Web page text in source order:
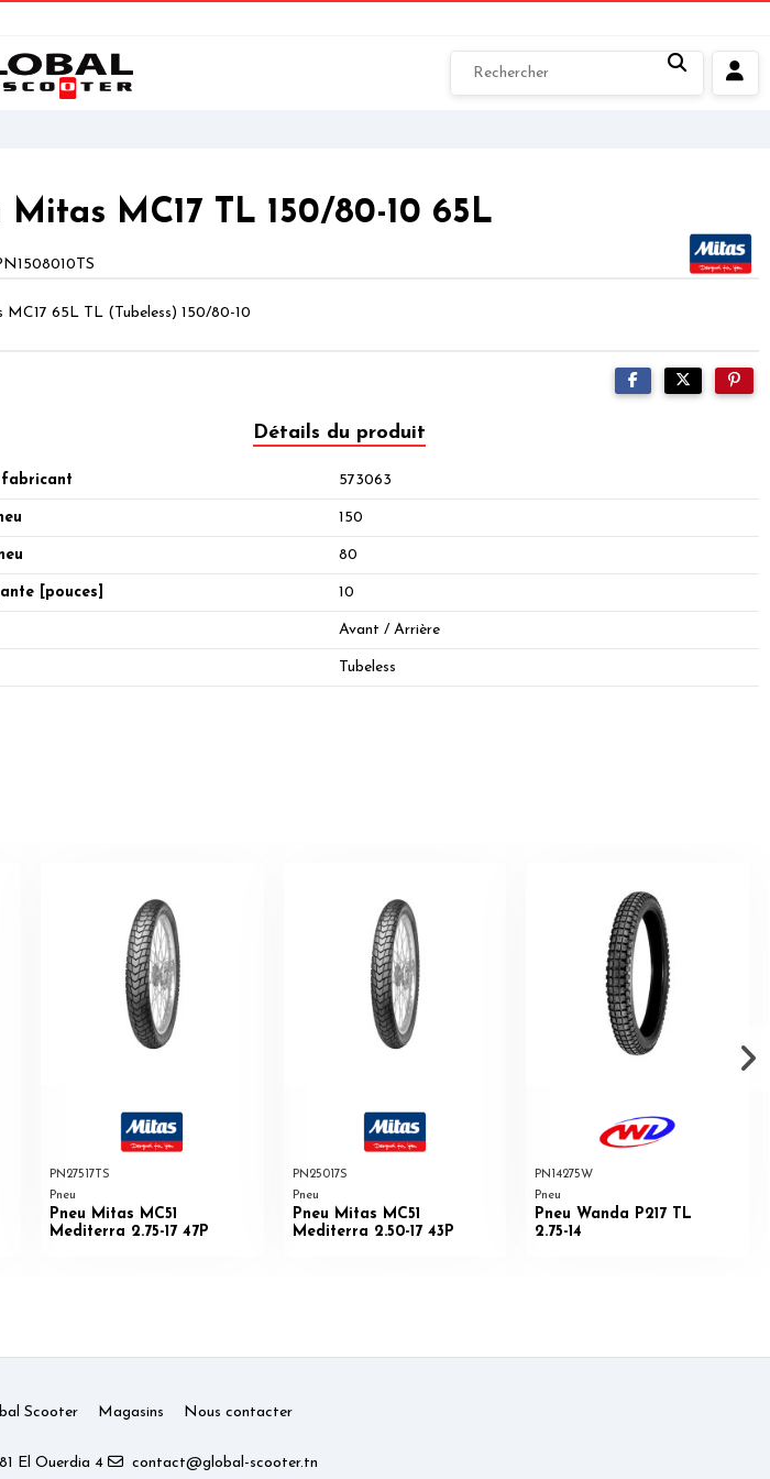
Mitas MC17 TL 150/80-10 65L
MC17 65L TL (Tubeless) 150/80-10
Détails du produit
fabricant 573063
150
80
[pouces] 10
Avant / Arrière
Tubeless
PN27517TS
Pneu
Pneu Mitas MC51
Mediterra 2.75-17 47P
PN25017S
Pneu
Pneu Mitas MC51
Mediterra 2.50-17 43P
PN14275W
Pneu
Pneu Wanda P217 TL
2.75-14
Scooter Magasins Nous contacter
El Ouerdia 4 contact@global-scooter.tn